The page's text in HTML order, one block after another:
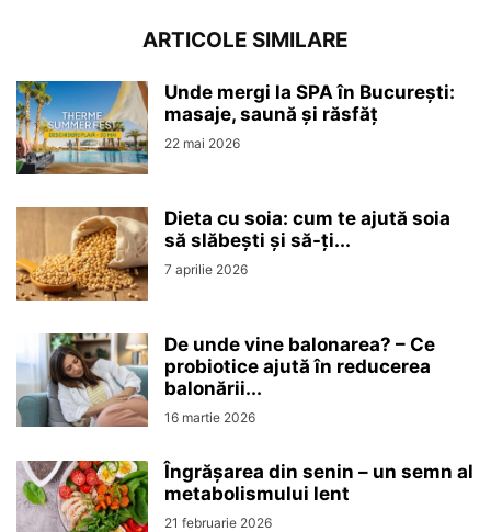
ARTICOLE SIMILARE
Unde mergi la SPA în București:
masaje, saună și răsfăț
22 mai 2026
Dieta cu soia: cum te ajută soia
să slăbești și să-ți...
7 aprilie 2026
De unde vine balonarea? – Ce
probiotice ajută în reducerea
balonării...
16 martie 2026
Îngrășarea din senin – un semn al
metabolismului lent
21 februarie 2026